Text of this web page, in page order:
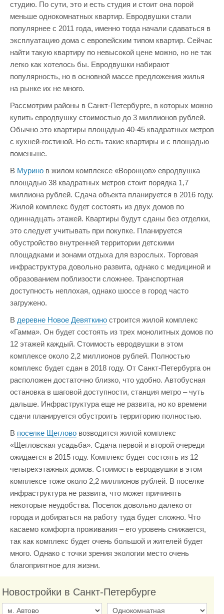
студию. По сути, это и есть студия и стоит она порой
меньше однокомнатных квартир. Евродвушки стали
популярнее с 2011 года, именно тогда начали сдаваться в
эксплуатацию дома с европейским типом квартир. Сейчас
найти такую квартиру по невысокой цене можно, но не так
легко как хотелось бы. Евродвушки набирают
популярность, но в основной массе предложения жилья
на рынке их не много.
Рассмотрим районы в Санкт-Петербурге, в которых можно
купить евродвушку стоимостью до 3 миллионов рублей.
Обычно это квартиры площадью 40-45 квадратных метров
с кухней-гостиной. Но есть такие квартиры и с площадью
поменьше.
В Мурино в жилом комплексе «Воронцов» евродвушка
площадью 38 квадратных метров стоит порядка 1,7
миллиона рублей. Сдача объекта планируется в 2016 году.
Жилой комплекс будет состоять из двух домов по
одиннадцать этажей. Квартиры будут сданы без отделки,
это следует учитывать при покупке. Планируется
обустройство внутренней территории детскими
площадками и зонами отдыха для взрослых. Торговая
инфраструктура довольно развита, однако с медициной и
образованием поблизости сложнее. Транспортная
доступность неплохая, однако шоссе в город часто
загружено.
В деревне Новое Девяткино строится жилой комплекс
«Гамма». Он будет состоять из трех монолитных домов по
12 этажей каждый. Стоимость евродвушки в этом
комплексе около 2,2 миллионов рублей. Полностью
комплекс будет сдан в 2018 году. От Санкт-Петербурга он
расположен достаточно близко, что удобно. Автобусная
остановка в шаговой доступности, станция метро – чуть
дальше. Инфраструктура еще не развита, но ко времени
сдачи планируется обустроить территорию полностью.
В поселке Щеглово возводится жилой комплекс
«Щегловская усадьба». Сдача первой и второй очереди
ожидается в 2015 году. Комплекс будет состоять из 12
четырехэтажных домов. Стоимость евродвушки в этом
комплексе тоже около 2,2 миллионов рублей. В поселке
инфраструктура не развита, что может причинять
некоторые неудобства. Поселок довольно далеко от
города и добираться на работу туда будет сложно. Что
касаемо комфорта проживания – его уровень снижается,
так как комплекс будет очень большой и жителей будет
много. Однако с точки зрения экологии место очень
благоприятное для жизни.
Новостройки в Санкт-Петербурге